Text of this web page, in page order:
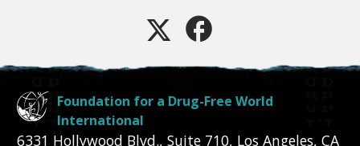
Foundation for a Drug-Free World
International
6331 Hollywood Blvd., Suite 710, Los Angeles, CA